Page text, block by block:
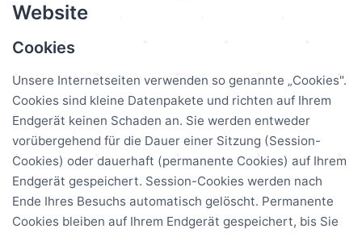
Website
Cookies
Unsere Internetseiten verwenden so genannte „Cookies".
Cookies sind kleine Datenpakete und richten auf Ihrem
Endgerät keinen Schaden an. Sie werden entweder
vorübergehend für die Dauer einer Sitzung (Session-
Cookies) oder dauerhaft (permanente Cookies) auf Ihrem
Endgerät gespeichert. Session-Cookies werden nach
Ende Ihres Besuchs automatisch gelöscht. Permanente
Cookies bleiben auf Ihrem Endgerät gespeichert, bis Sie